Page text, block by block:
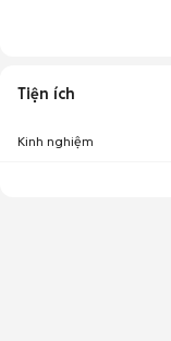
Tiện ích
Kinh nghiệm